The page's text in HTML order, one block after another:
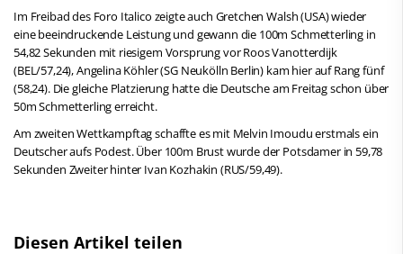
Im Freibad des Foro Italico zeigte auch Gretchen Walsh (USA) wieder
eine beeindruckende Leistung und gewann die 100m Schmetterling in
54,82 Sekunden mit riesigem Vorsprung vor Roos Vanotterdijk
(BEL/57,24), Angelina Köhler (SG Neukölln Berlin) kam hier auf Rang fünf
(58,24). Die gleiche Platzierung hatte die Deutsche am Freitag schon über
50m Schmetterling erreicht.
Am zweiten Wettkampftag schaffte es mit Melvin Imoudu erstmals ein
Deutscher aufs Podest. Über 100m Brust wurde der Potsdamer in 59,78
Sekunden Zweiter hinter Ivan Kozhakin (RUS/59,49).
Diesen Artikel teilen